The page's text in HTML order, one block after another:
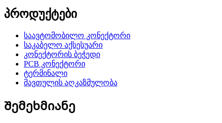
პროდუქტები
საავტომობილო კონექტორი
საკაბელო აქსესუარი
კონექტორის ბეჭედი
PCB კონექტორი
ტერმინალი
მავთულის აღკაზმულობა
Შემეხმიანე